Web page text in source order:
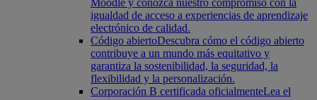
Moodle y conozca nuestro compromiso con la
igualdad de acceso a experiencias de aprendizaje
electrónico de calidad.
Código abiertoDescubra cómo el código abierto
contribuye a un mundo más equitativo y
garantiza la sostenibilidad, la seguridad, la
flexibilidad y la personalización.
Corporación B certificada oficialmenteLea el